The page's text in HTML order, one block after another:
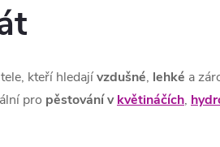
kteří hledajívzdušné, lehké a
pro pěstování vkvětináčích,